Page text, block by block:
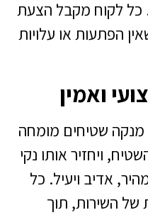
כל לקוח מקבל הצעת
הפתעות או עלויות
ואמין
מנקה שטיחים מומחה
ויחזיר אותו נקי
אדיב ויעיל. כל
השירות, תוך